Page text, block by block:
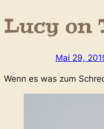
Lucy on
Mai 29,
Wenn es was zum